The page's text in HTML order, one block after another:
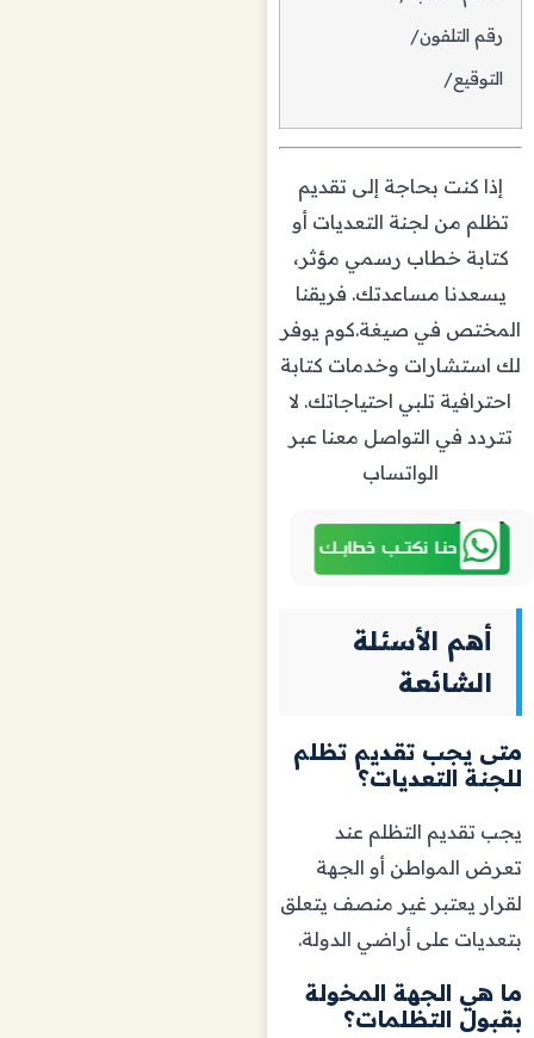
رقم التلفون/
التوقيع/
إذا كنت بحاجة إلى تقديم
تظلم من لجنة التعديات أو
كتابة خطاب رسمي مؤثر،
يسعدنا مساعدتك. فريقنا
المختص في صيغة.كوم يوفر
لك استشارات وخدمات كتابة
احترافية تلبي احتياجاتك. لا
تتردد في التواصل معنا عبر
الواتساب
أهم الأسئلة
الشائعة
متى يجب تقديم تظلم
للجنة التعديات؟
يجب تقديم التظلم عند
تعرض المواطن أو الجهة
لقرار يعتبر غير منصف يتعلق
بتعديات على أراضي الدولة.
ما هي الجهة المخولة
بقبول التظلمات؟